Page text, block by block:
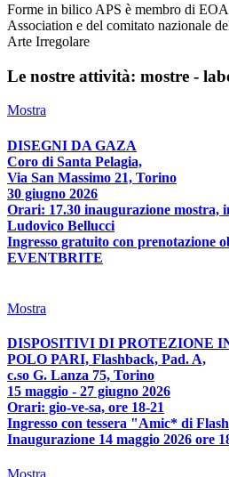
Forme in bilico APS è membro di
Association e del comitato nazionale
Arte Irregolare
Le nostre attività: mostre -
Mostra
DISEGNI DA GAZA
Coro di Santa Pelagia,
Via San Massimo 21, Torino
30 giugno 2026
Orari: 17.30 inaugurazione mostra,
Ludovico Bellucci
Ingresso gratuito con prenotazione
EVENTBRITE
Mostra
DISPOSITIVI DI PROTEZIONE
POLO PARI, Flashback, Pad. A,
c.so G. Lanza 75, Torino
15 maggio - 27 giugno 2026
Orari: gio-ve-sa, ore 18-21
Ingresso con tessera "Amic* di
Inaugurazione 14 maggio 2026 ore